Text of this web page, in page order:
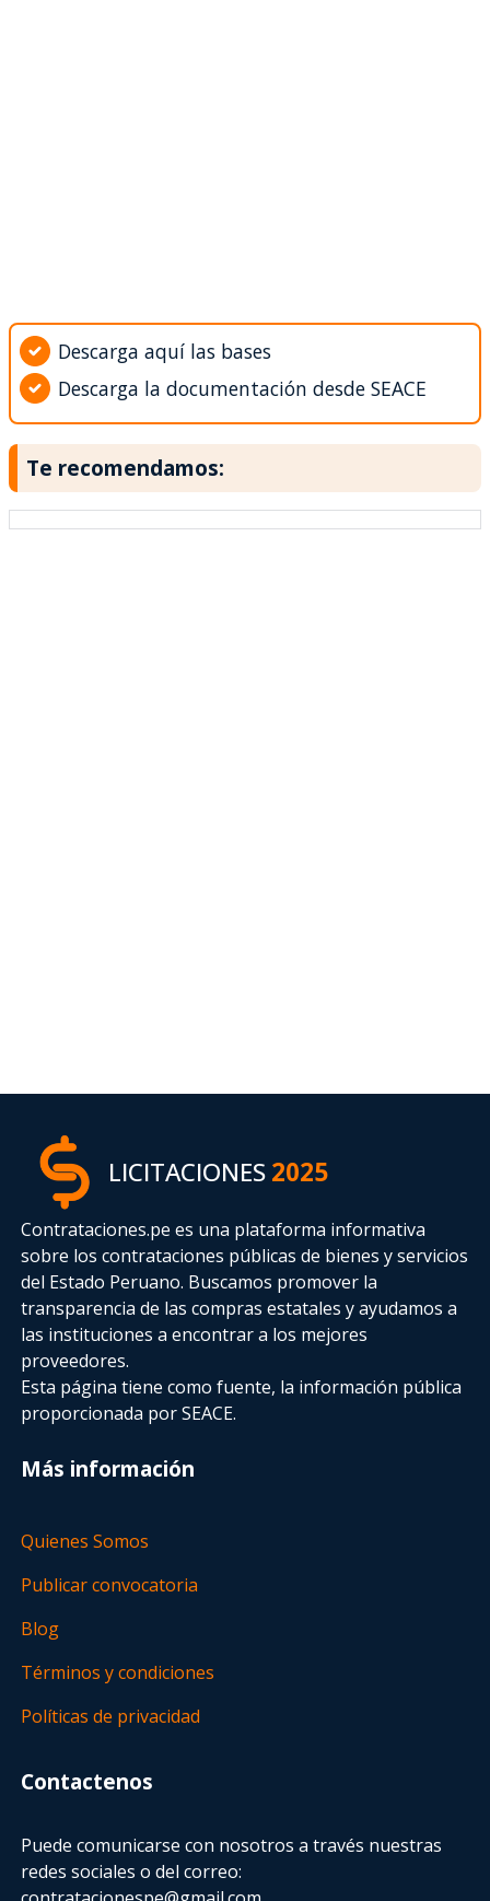
Descarga aquí las bases
Descarga la documentación desde SEACE
Te recomendamos:
LICITACIONES2025
Contrataciones.pe es una plataforma informativa
sobre los contrataciones públicas de bienes y servicios
del Estado Peruano. Buscamos promover la
transparencia de las compras estatalesy ayudamos a
las instituciones a encontrar a los mejores
proveedores.
Esta página tiene como fuente, la información pública
proporcionada por SEACE.
Más información
Quienes Somos
Publicar convocatoria
Blog
Términos y condiciones
Políticas de privacidad
Contactenos
Puede comunicarse con nosotros a través nuestras
redes sociales o del correo: